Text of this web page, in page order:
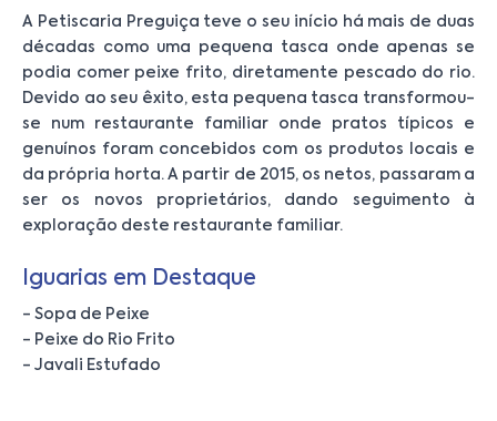
A Petiscaria Preguiça teve o seu início há mais de duas
décadas como uma pequena tasca onde apenas se
podia comer peixe frito, diretamente pescado do rio.
Devido ao seu êxito, esta pequena tasca transformou-
se num restaurante familiar onde pratos típicos e
genuínos foram concebidos com os produtos locais e
da própria horta. A partir de 2015, os netos, passaram a
ser os novos proprietários, dando seguimento à
exploração deste restaurante familiar.
Iguarias em Destaque
- Sopa de Peixe
- Peixe do Rio Frito
- Javali Estufado